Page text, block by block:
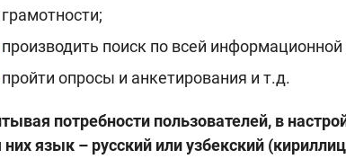
грамотности;
производить поиск по всей
пройти опросы и анкетирования и т.д.
потребности пользователей, в
них язык – русский или узбекский